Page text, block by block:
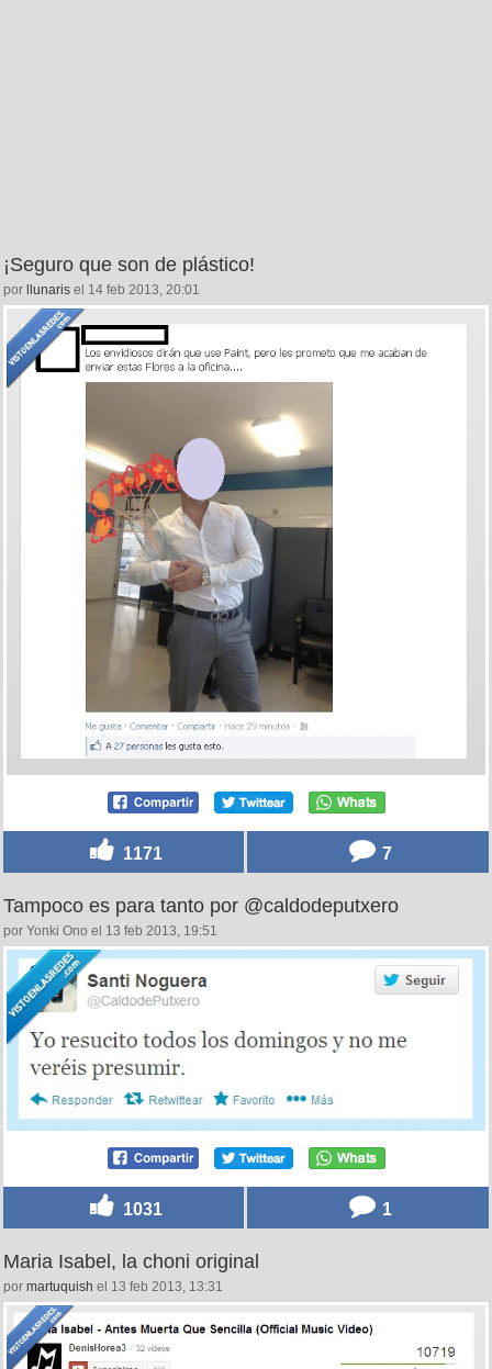
¡Seguro que son de plástico!
por llunaris el 14 feb 2013, 20:01
1171 7
Tampoco es para tanto por @caldodeputxero
por Yonki Ono el 13 feb 2013, 19:51
1031 1
Maria Isabel, la choni original
por martuquish el 13 feb 2013, 13:31